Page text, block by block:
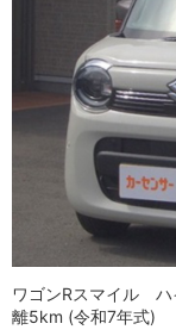
ワゴンRスマイル
離5km (令和7年式)